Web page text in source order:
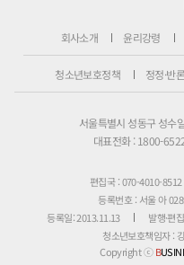
회사소개 윤리강령
청소년보호정책 정정·반
서울특별시 성동구 성수
대표전화 : 1800-
편집국 : 070-4010-8512
등록번호 : 서울 아
등록일: 2013.11.13
발행·편
청소년보호책임자 :
Copyright ⓒB